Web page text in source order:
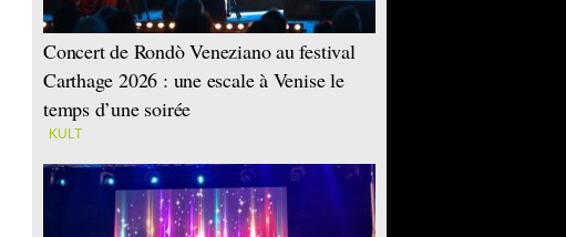
Concert de Rondò Veneziano au festival
Carthage 2026 : une escale à Venise le
temps d’une soirée
KULT